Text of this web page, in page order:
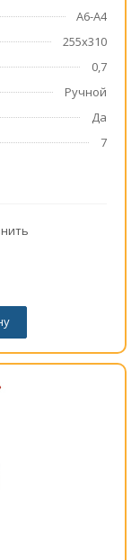
А6-А4
255x310
0,7
Ручной
Да
7